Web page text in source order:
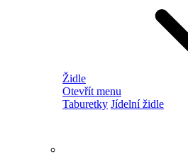
Židle
Otevřít menu
Taburetky Jídelní židle